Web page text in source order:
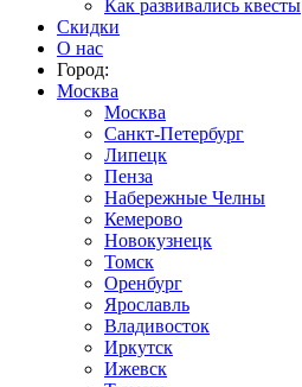
Как развивались квесты
Скидки
О нас
Город:
Москва
Москва
Санкт-Петербург
Липецк
Пенза
Набережные Челны
Кемерово
Новокузнецк
Томск
Оренбург
Ярославль
Владивосток
Иркутск
Ижевск